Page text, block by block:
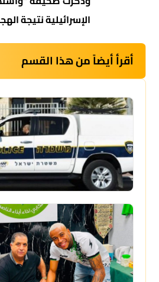
الإسرائيلية نتيجة
أقرأ أيضاً من هذا القسم